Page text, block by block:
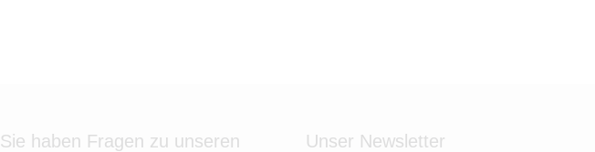
Sie haben Fragen zu unseren
Unser Newsletter